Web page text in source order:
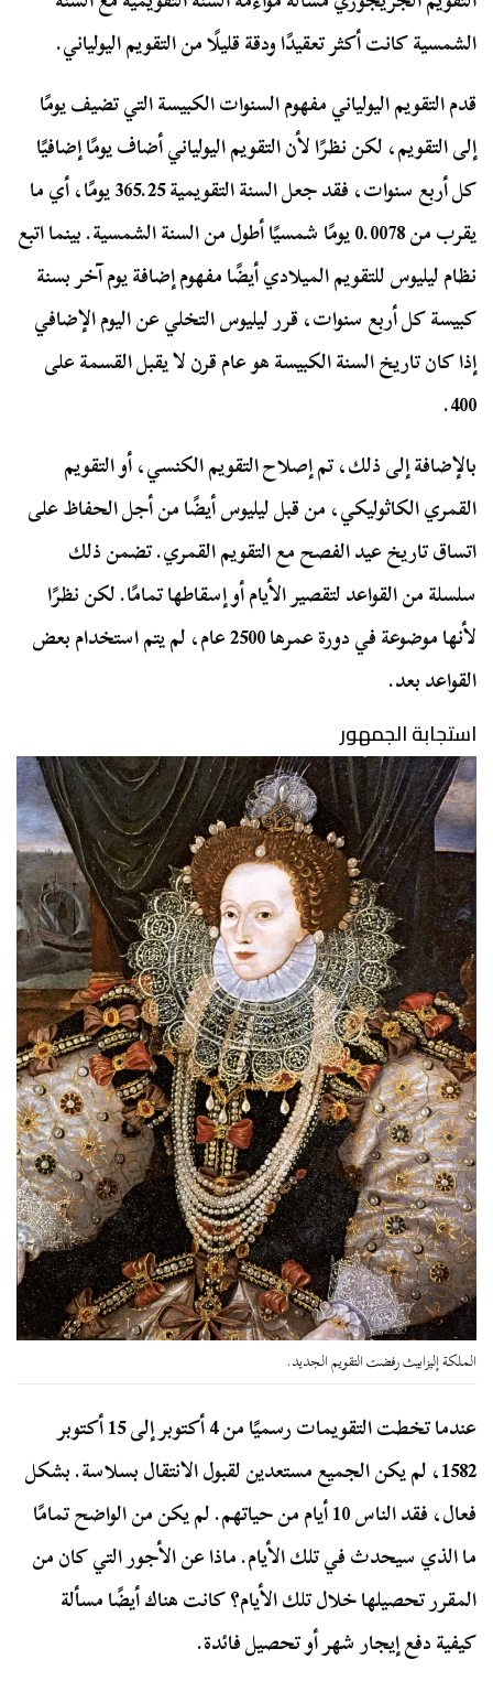
الشمسية كانت أكثر تعقيدًا ودقة قليلًا من التقويم اليولياني.
قدم التقويم اليولياني مفهوم السنوات الكبيسة التي تضيف يومًا
إلى التقويم، لكن نظرًا لأن التقويم اليولياني أضاف يومًا إضافيًا
كل أربع سنوات، فقد جعل السنة التقويمية 365.25 يومًا، أي ما
يقرب من 0.0078 يومًا شمسيًا أطول من السنة الشمسية. بينما اتبع
نظام ليليوس للتقويم الميلادي أيضًا مفهوم إضافة يوم آخر بسنة
كبيسة كل أربع سنوات، قرر ليليوس التخلي عن اليوم الإضافي
إذا كان تاريخ السنة الكبيسة هو عام قرن لا يقبل القسمة على
400.
بالإضافة إلى ذلك، تم إصلاح التقويم الكنسي، أو التقويم
القمري الكاثوليكي، من قبل ليليوس أيضًا من أجل الحفاظ على
اتساق تاريخ عيد الفصح مع التقويم القمري. تضمن ذلك
سلسلة من القواعد لتقصير الأيام أو إسقاطها تمامًا. لكن نظرًا
لأنها موضوعة في دورة عمرها 2500 عام، لم يتم استخدام بعض
القواعد بعد.
استجابة الجمهور
الملكة إليزابيث رفضت التقويم الجديد.
عندما تخطت التقويمات رسميًا من 4 أكتوبر إلى 15 أكتوبر
1582، لم يكن الجميع مستعدين لقبول الانتقال بسلاسة. بشكل
فعال، فقد الناس 10 أيام من حياتهم. لم يكن من الواضح تمامًا
ما الذي سيحدث في تلك الأيام. ماذا عن الأجور التي كان من
المقرر تحصيلها خلال تلك الأيام؟ كانت هناك أيضًا مسألة
كيفية دفع إيجار شهر أو تحصيل فائدة.